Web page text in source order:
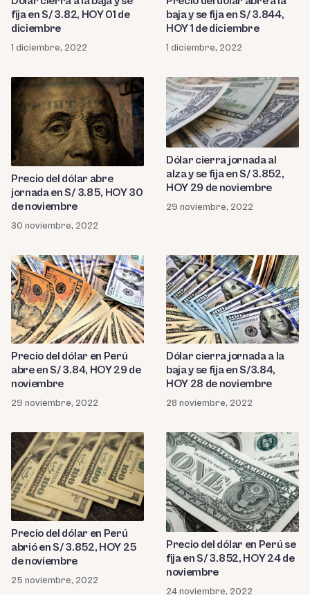
fija en S/ 3.82, HOY 01 de
diciembre
1 diciembre, 2022
baja y se fija en S/ 3.844,
HOY 1 de diciembre
1 diciembre, 2022
Precio del dólar abre
jornada en S/ 3.85, HOY 30
de noviembre
30 noviembre, 2022
Dólar cierra jornada al
alza y se fija en S/ 3.852,
HOY 29 de noviembre
29 noviembre, 2022
Precio del dólar en Perú
abre en S/ 3.84, HOY 29 de
noviembre
29 noviembre, 2022
Dólar cierra jornada a la
baja y se fija en S/3.84,
HOY 28 de noviembre
28 noviembre, 2022
Precio del dólar en Perú
abrió en S/ 3.852, HOY 25
de noviembre
25 noviembre, 2022
Precio del dólar en Perú se
fija en S/ 3.852, HOY 24 de
noviembre
24 noviembre, 2022